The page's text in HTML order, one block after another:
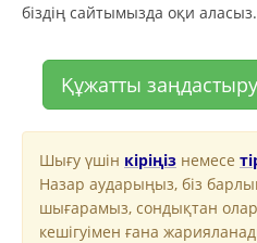
біздің сайтымызда оқи аласыз.
Құжатты
Шығу үшін кіріңіз немесе
Назар аударыңыз, біз
шығарамыз, сондықтан олар
кешігуімен ғана